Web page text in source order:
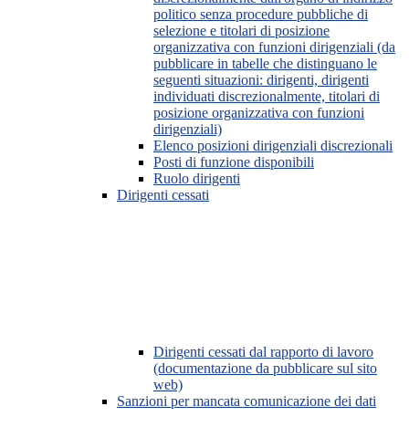
politico senza procedure pubbliche di
selezione e titolari di posizione
organizzativa con funzioni dirigenziali (da
pubblicare in tabelle che distinguano le
seguenti situazioni: dirigenti, dirigenti
individuati discrezionalmente, titolari di
posizione organizzativa con funzioni
dirigenziali)
Elenco posizioni dirigenziali discrezionali
Posti di funzione disponibili
Ruolo dirigenti
Dirigenti cessati
Dirigenti cessati dal rapporto di lavoro
(documentazione da pubblicare sul sito
web)
Sanzioni per mancata comunicazione dei dati